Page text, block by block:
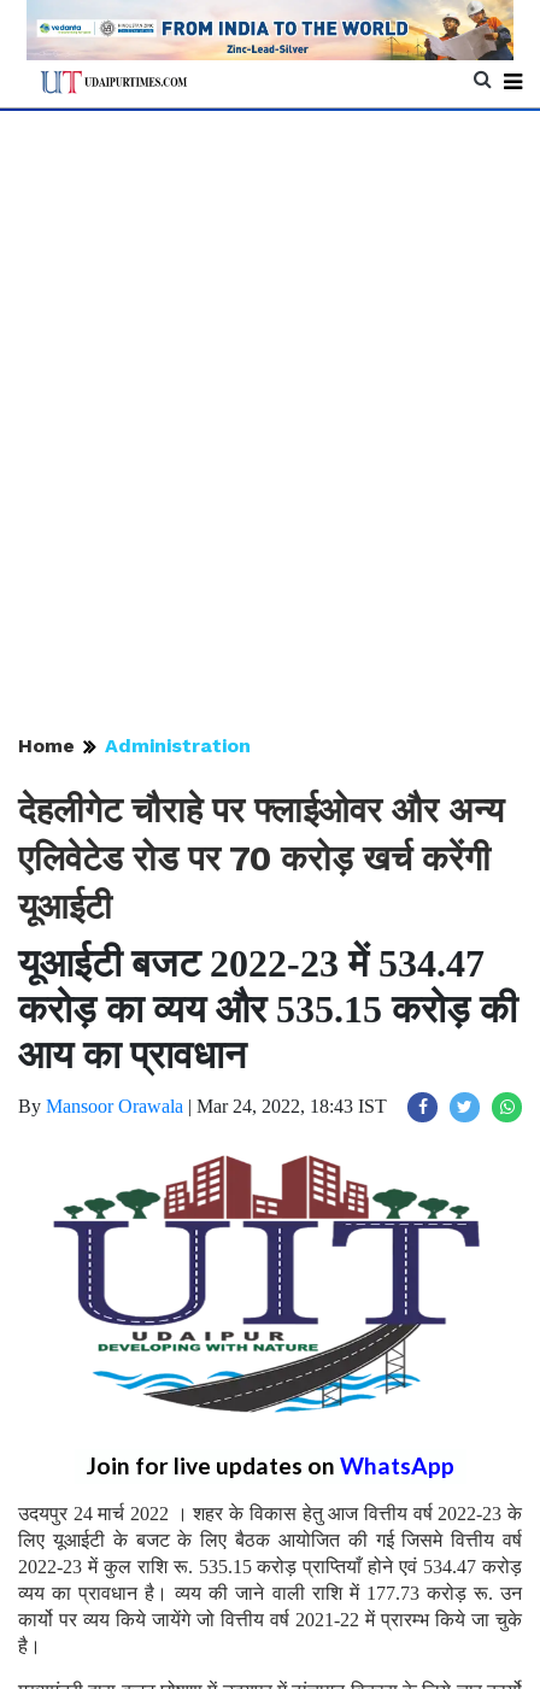
Home Administration
देहलीगेट चौराहे पर फ्लाईओवर और अन्य
एलिवेटेड रोड पर 70 करोड़ खर्च करेंगी
यूआईटी
यूआईटी बजट 2022-23 में 534.47
करोड़ का व्यय और 535.15 करोड़ की
आय का प्रावधान
By Mansoor Orawala | Mar 24, 2022, 18:43 IST
Join for live updates on WhatsApp
उदयपुर 24 मार्च 2022 । शहर के विकास हेतु आज वित्तीय वर्ष 2022-23 के
लिए यूआईटी के बजट के लिए बैठक आयोजित की गई जिसमे वित्तीय वर्ष
2022-23 में कुल राशि रू. 535.15 करोड़ प्राप्तियाँ होने एवं 534.47 करोड़
व्यय का प्रावधान है। व्यय की जाने वाली राशि में 177.73 करोड़ रू. उन
कार्यो पर व्यय किये जायेंगे जो वित्तीय वर्ष 2021-22 में प्रारम्भ किये जा चुके
है।